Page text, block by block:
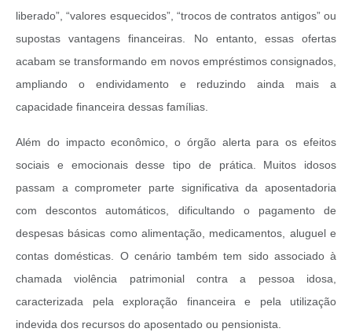
liberado”, “valores esquecidos”, “trocos de contratos antigos” ou
supostas vantagens financeiras. No entanto, essas ofertas
acabam se transformando em novos empréstimos consignados,
ampliando o endividamento e reduzindo ainda mais a
capacidade financeira dessas famílias.
Além do impacto econômico, o órgão alerta para os efeitos
sociais e emocionais desse tipo de prática. Muitos idosos
passam a comprometer parte significativa da aposentadoria
com descontos automáticos, dificultando o pagamento de
despesas básicas como alimentação, medicamentos, aluguel e
contas domésticas. O cenário também tem sido associado à
chamada violência patrimonial contra a pessoa idosa,
caracterizada pela exploração financeira e pela utilização
indevida dos recursos do aposentado ou pensionista.